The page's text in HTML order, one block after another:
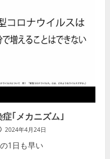
｢メカニズム｣
2024年4月24日
1日も早い